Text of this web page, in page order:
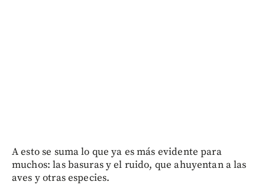
A esto se suma lo que ya es más evidente para
muchos: las basuras y el ruido, que ahuyentan a las
aves y otras especies.